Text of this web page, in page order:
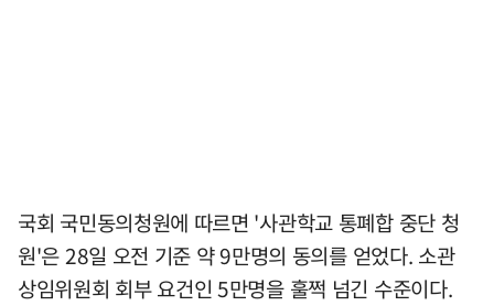
국회 국민동의청원에 따르면 '사관학교 통폐합 중단 청
원'은 28일 오전 기준 약 9만명의 동의를 얻었다. 소관
상임위원회 회부 요건인 5만명을 훌쩍 넘긴 수준이다.